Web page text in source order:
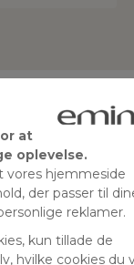
Skriv til os